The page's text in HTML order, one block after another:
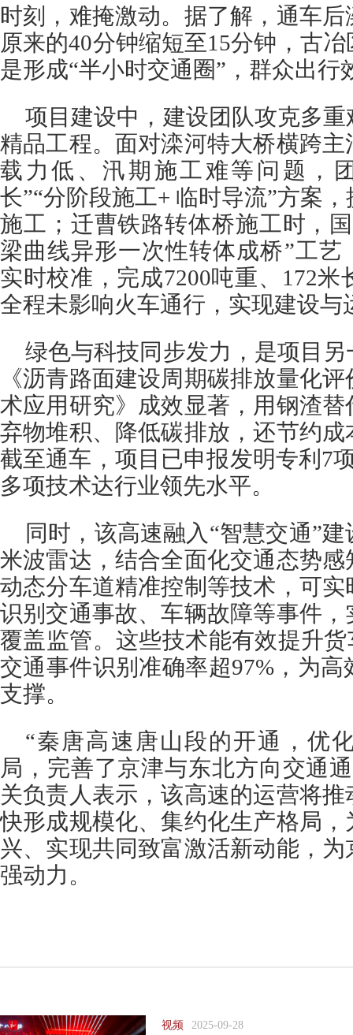
时刻，难掩激动。据了解，通车
原来的40分钟缩短至15分钟，古
是形成“半小时交通圈”，群众出行
项目建设中，建设团队攻克多
精品工程。面对滦河特大桥横跨
载力低、汛期施工难等问题，
长”“分阶段施工+ 临时导流”方案
施工；迁曹铁路转体桥施工时，
梁曲线异形一次性转体成桥”工
实时校准，完成7200吨重、172米
全程未影响火车通行，实现建设与
绿色与科技同步发力，是项目
《沥青路面建设周期碳排放量化
术应用研究》成效显著，用钢渣
弃物堆积、降低碳排放，还节约
截至通车，项目已申报发明专利7
多项技术达行业领先水平。
同时，该高速融入“智慧交通”
米波雷达，结合全面化交通态势
动态分车道精准控制等技术，可
识别交通事故、车辆故障等事件
覆盖监管。这些技术能有效提升
交通事件识别准确率超97%，为
支撑。
“秦唐高速唐山段的开通，优
局，完善了京津与东北方向交通
关负责人表示，该高速的运营将
快形成规模化、集约化生产格局
兴、实现共同致富激活新动能，
强动力。
视频 2025-09-28